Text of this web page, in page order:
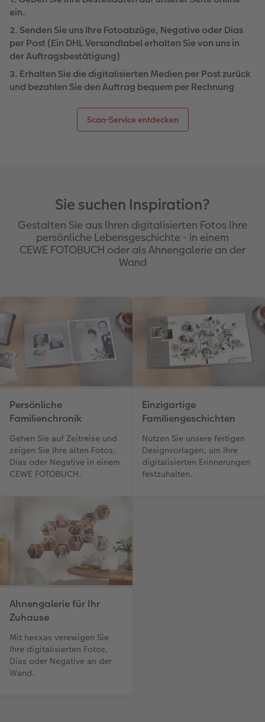
ein.
2. Senden Sie uns Ihre Fotoabzüge, Negative oder Dias
per Post (Ein DHL Versandlabel erhalten Sie von uns in
der Auftragsbestätigung)
3. Erhalten Sie die digitalisierten Medien per Post zurück
und bezahlen Sie den Auftrag bequem per Rechnung
Scan-Service entdecken
Sie suchen Inspiration?
Gestalten Sie aus Ihren digitalisierten Fotos Ihre
persönliche Lebensgeschichte - in einem
CEWE FOTOBUCH oder als Ahnengalerie an der
Wand
Persönliche
Familienchronik
Gehen Sie auf Zeitreise und
zeigen Sie Ihre alten Fotos,
Dias oder Negative in einem
CEWE FOTOBUCH.
Einzigartige
Familiengeschichten
Nutzen Sie unsere fertigen
Designvorlagen, um Ihre
digitalisierten Erinnerungen
festzuhalten.
Ahnengalerie für Ihr
Zuhause
Mit hexxas verewigen Sie
Ihre digitalisierten Fotos,
Dias oder Negative an der
Wand.